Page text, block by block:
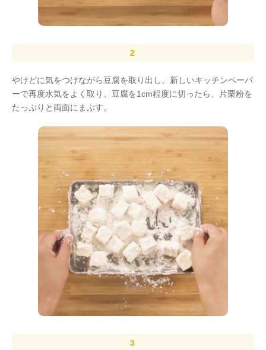
やけどに気をつけながら豆腐を取り出し、新しいキッチンペーパ
ーで再度水気をよく取り、豆腐を1cm程度に切ったら、片栗粉を
たっぷりと両面にまぶす。